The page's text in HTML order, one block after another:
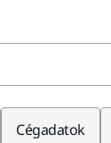
Cégadatok